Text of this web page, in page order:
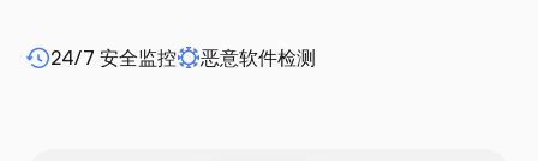
24/7 安全监控 恶意软件检测